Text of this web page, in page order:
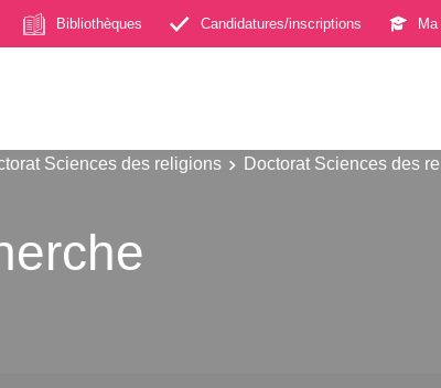
Bibliothèques Candidatures/inscriptions Ma
Sciences des religions Doctorat Sciences des